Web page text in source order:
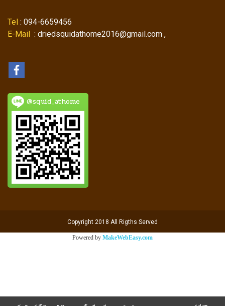
Tel : 094-6659456
E-Mail : driedsquidathome2016@gmail.com ,
@squid_athome
Copyright 2018 All Rigths Served
Powered by MakeWebEasy.com